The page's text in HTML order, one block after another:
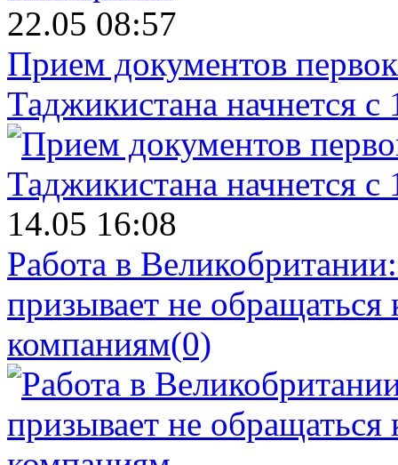
22.05 08:57
Прием документов
Таджикистана начнется с
14.05 16:08
Работа в
призывает не
компаниям(0)